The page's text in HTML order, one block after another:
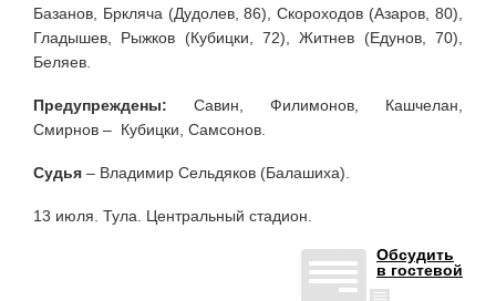
Базанов, Бркляча (Дудолев, 86), Скороходов (Азаров, 80),
Гладышев, Рыжков (Кубицки, 72), Житнев (Едунов, 70),
Беляев.
Предупреждены: Савин, Филимонов, Кашчелан,
Смирнов – Кубицки, Самсонов.
Судья – Владимир Сельдяков (Балашиха).
13 июля. Тула. Центральный стадион.
Обсудить
в гостевой